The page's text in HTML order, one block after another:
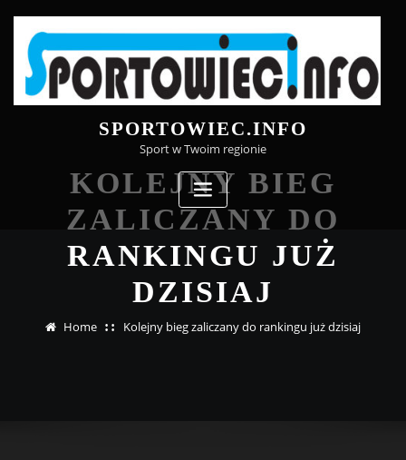
content
SPORTOWIEC.INFO
Sport w Twoim regionie
KOLEJNY BIEG
ZALICZANY DO
RANKINGU JUŻ
DZISIAJ
Home Kolejny bieg zaliczany do rankingu już dzisiaj